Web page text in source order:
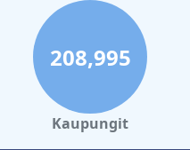
208,995
Kaupungit